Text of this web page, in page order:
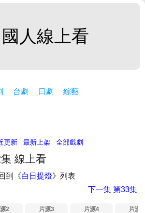
人線上看
台劇 日劇 綜藝
更新 最新上架 全部戲劇
線上看
到《白日提燈》列表
下一集第33集
2
片源3
片源4
片源5